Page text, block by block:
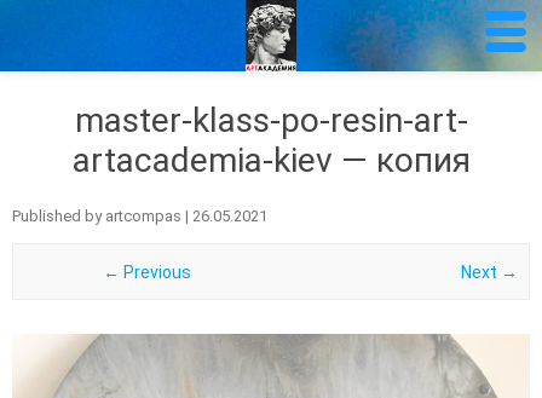
master-klass-po-resin-art-
artacademia-kiev — копия
Published by artcompas | 26.05.2021
← Previous Next →